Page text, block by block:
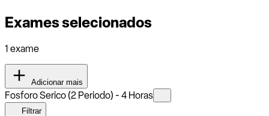
Exames selecionados
1 exame
Adicionar mais
Fosforo Serico (2 Periodo) - 4 Horas
Filtrar